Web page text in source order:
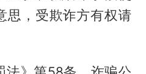
思，受欺诈方有权请